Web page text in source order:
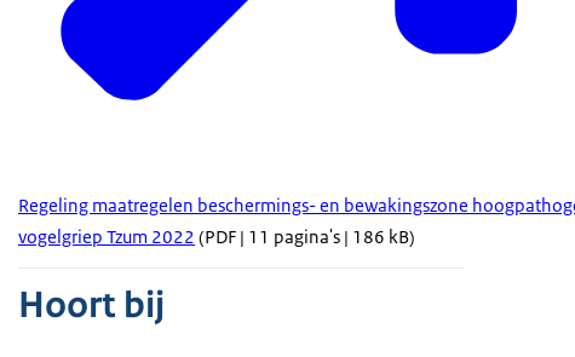
Regeling maatregelen beschermings- en bewakingszone
vogelgriep Tzum 2022 (PDF | 11 pagina's | 186 kB)
Hoort bij